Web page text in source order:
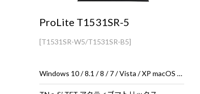
ProLite T1531SR-5
[T1531SR-W5/T1531SR-B5]
Windows 10 / 8.1 / 8 / 7 / Vista / XP macOS 10.11～10.13